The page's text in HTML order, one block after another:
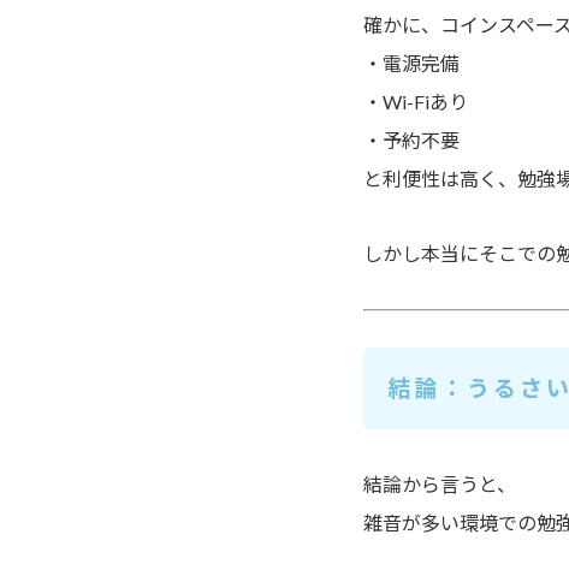
確かに、コインスペー
・電源完備
・Wi-Fiあり
・予約不要
と利便性は高く、勉強
しかし本当にそこでの
結論：うるさ
結論から言うと、
雑音が多い環境での勉